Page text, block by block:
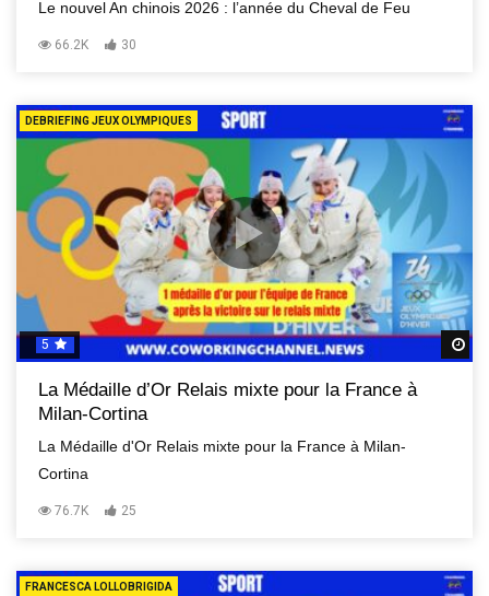
Le nouvel An chinois 2026 : l’année du Cheval de Feu
66.2K 30
DEBRIEFING JEUX OLYMPIQUES
5
La Médaille d’Or Relais mixte pour la France à
Milan-Cortina
La Médaille d'Or Relais mixte pour la France à Milan-
Cortina
76.7K 25
FRANCESCA LOLLOBRIGIDA